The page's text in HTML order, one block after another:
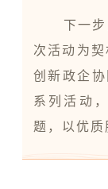
下一
次活动为
创新政企
系列活动
题，以优质